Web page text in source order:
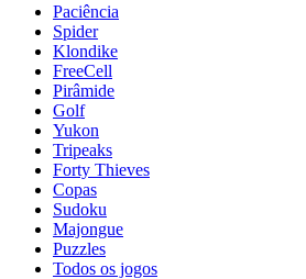
Paciência
Spider
Klondike
FreeCell
Pirâmide
Golf
Yukon
Tripeaks
Forty Thieves
Copas
Sudoku
Majongue
Puzzles
Todos os jogos